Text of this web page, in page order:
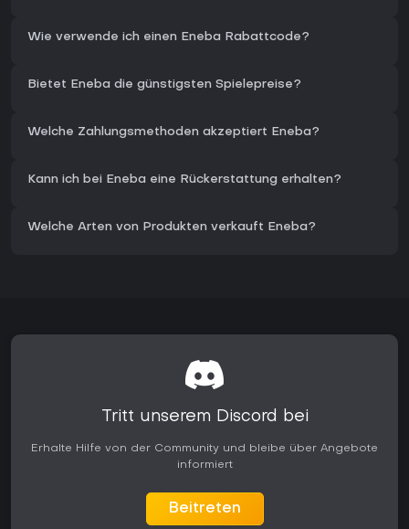
Wie verwende ich einen Eneba Rabattcode?
Bietet Eneba die günstigsten Spielepreise?
Welche Zahlungsmethoden akzeptiert Eneba?
Kann ich bei Eneba eine Rückerstattung erhalten?
Welche Arten von Produkten verkauft Eneba?
Tritt unserem Discord bei
Erhalte Hilfe von der Community und bleibe über Angebote
informiert
Beitreten